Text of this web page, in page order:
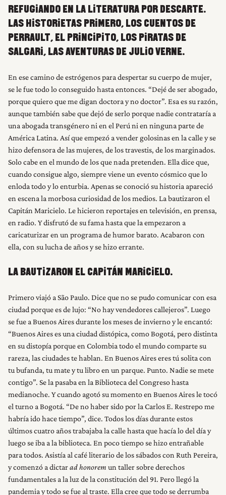
REFUGIANDO EN LA LITERATURA POR DESCARTE.
LAS HISTORIETAS PRIMERO, LOS CUENTOS DE
PERRAULT, EL PRINCIPITO, LOS PIRATAS DE
SALGARI, LAS AVENTURAS DE JULIO VERNE.
En ese camino de estrógenos para despertar su cuerpo de mujer,
se le fue todo lo conseguido hasta entonces. “Dejé de ser abogado,
porque quiero que me digan doctora y no doctor”. Esa es su razón,
aunque también sabe que dejó de serlo porque nadie contrataría a
una abogada transgénero ni en el Perú ni en ninguna parte de
América Latina. Así que empezó a vender golosinas en la calle y se
hizo defensora de las mujeres, de los travestis, de los marginados.
Solo cabe en el mundo de los que nada pretenden. Ella dice que,
cuando consigue algo, siempre viene un evento cósmico que lo
enloda todo y lo enturbia. Apenas se conoció su historia apareció
en escena la morbosa curiosidad de los medios. La bautizaron el
Capitán Maricielo. Le hicieron reportajes en televisión, en prensa,
en radio. Y disfrutó de su fama hasta que la empezaron a
caricaturizar en un programa de humor barato. Acabaron con
ella, con su lucha de años y se hizo errante.
LA BAUTIZARON EL CAPITÁN MARICIELO.
Primero viajó a São Paulo. Dice que no se pudo comunicar con esa
ciudad porque es de lujo: “No hay vendedores callejeros”. Luego
se fue a Buenos Aires durante los meses de invierno y le encantó:
“Buenos Aires es una ciudad distópica, como Bogotá, pero distinta
en su distopía porque en Colombia todo el mundo comparte su
rareza, las ciudades te hablan. En Buenos Aires eres tú solita con
tu bufanda, tu mate y tu libro en un parque. Punto. Nadie se mete
contigo”. Se la pasaba en la Biblioteca del Congreso hasta
medianoche. Y cuando agotó su momento en Buenos Aires le tocó
el turno a Bogotá. “De no haber sido por la Carlos E. Restrepo me
habría ido hace tiempo”, dice. Todos los días durante estos
últimos cuatro años trabajaba la calle hasta que hacía lo del día y
luego se iba a la biblioteca. En poco tiempo se hizo entrañable
para todos. Asistía al café literario de los sábados con Ruth Pereira,
y comenzó a dictarad honorem un taller sobre derechos
fundamentales a la luz de la constitución del 91. Pero llegó la
pandemia y todo se fue al traste. Ella cree que todo se derrumba